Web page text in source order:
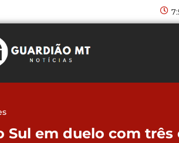
em duelo com três